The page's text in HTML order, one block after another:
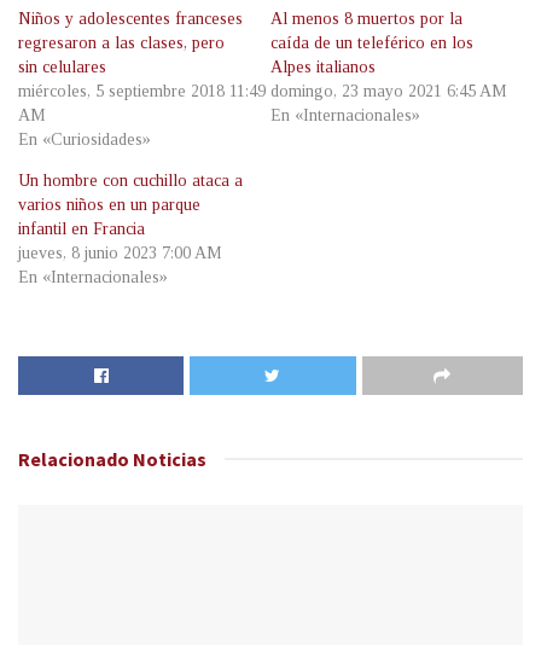
Niños y adolescentes franceses
regresaron a las clases, pero
sin celulares
miércoles, 5 septiembre 2018 11:49
AM
En «Curiosidades»
Al menos 8 muertos por la
caída de un teleférico en los
Alpes italianos
domingo, 23 mayo 2021 6:45 AM
En «Internacionales»
Un hombre con cuchillo ataca a
varios niños en un parque
infantil en Francia
jueves, 8 junio 2023 7:00 AM
En «Internacionales»
Relacionado Noticias